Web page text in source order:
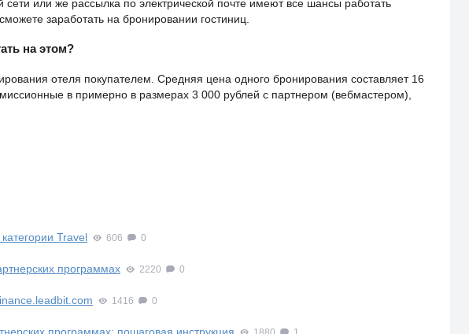
сети или же рассылка по электрической почте имеют все шансы работать
заработать на бронировании гостиниц.
на этом?
отеля покупателем. Средняя цена одного бронирования составляет 16
в примерно в размерах 3 000 рублей с партнером (вебмастером),
Travel 606 0
программах 2220 0
1416 0